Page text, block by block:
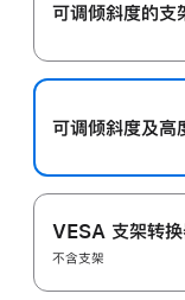
可调倾斜度的支
可调倾斜度及高‍
VESA 支架转
不含支架